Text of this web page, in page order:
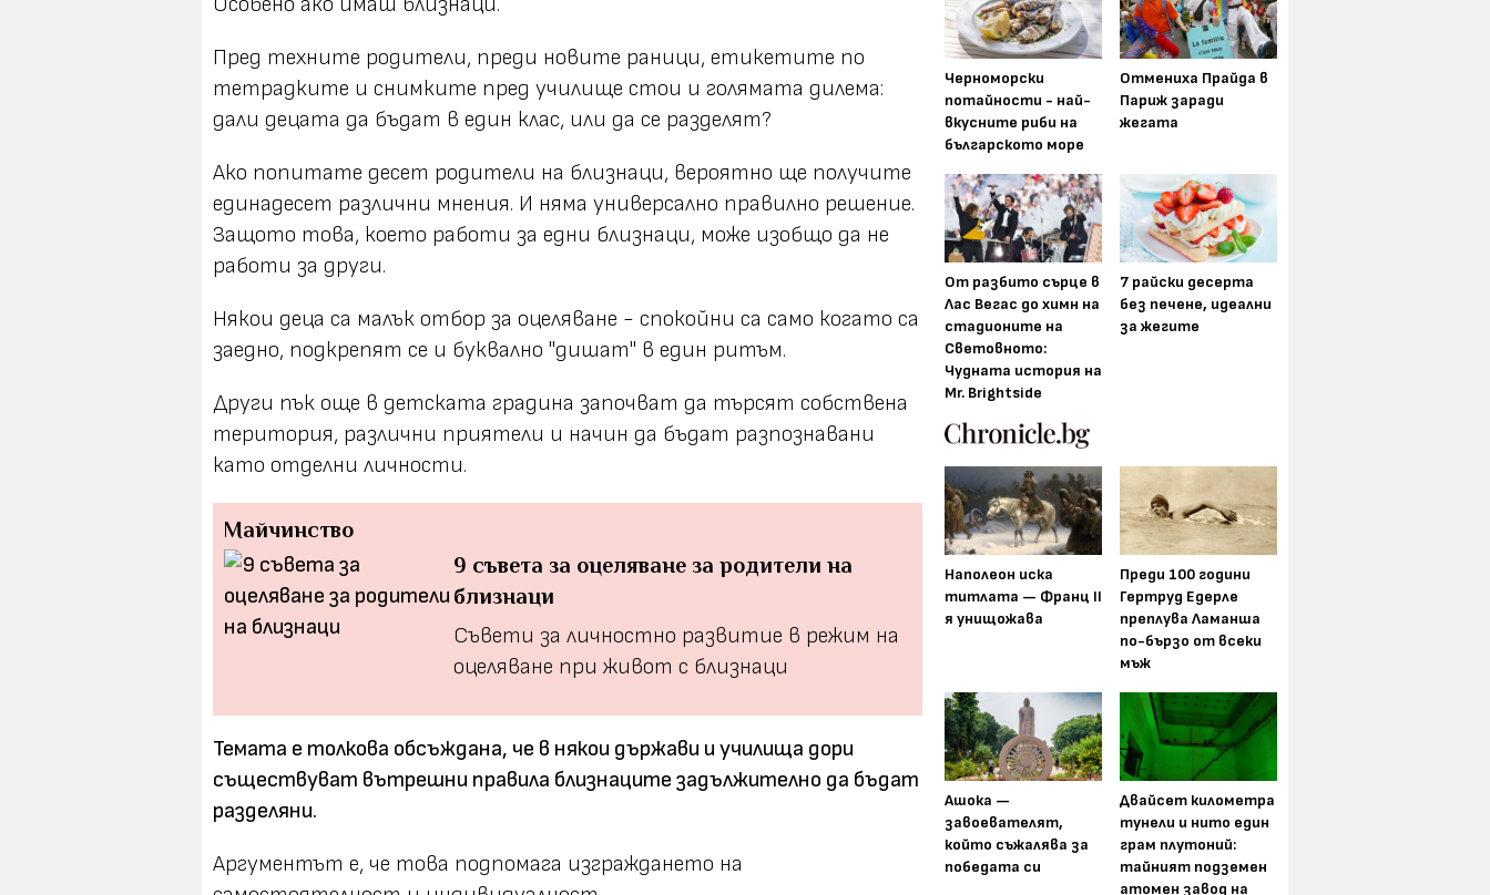
Пред техните родители, преди новите раници, етикетите по
тетрадките и снимките пред училище стои и голямата дилема:
дали децата да бъдат в един клас, или да се разделят?
Ако попитате десет родители на близнаци, вероятно ще получите
единадесет различни мнения. И няма универсално правилно решение.
Защото това, което работи за едни близнаци, може изобщо да не
работи за други.
Някои деца са малък отбор за оцеляване - спокойни са само когато са
заедно, подкрепят се и буквално "дишат" в един ритъм.
Други пък още в детската градина започват да търсят собствена
територия, различни приятели и начин да бъдат разпознавани
като отделни личности.
Майчинство
9 съвета за оцеляване за родители на
близнаци
Съвети за личностно развитие в режим на
оцеляване при живот с близнаци
Темата е толкова обсъждана, че в някои държави и училища дори
съществуват вътрешни правила близнаците задължително да бъдат
разделяни.
Аргументът е, че това подпомага изграждането на
Черноморски
потайности - най-
вкусните риби на
българското море
Отмениха Прайда в
Париж заради
жегата
От разбито сърце в
Лас Вегас до химн на
стадионите на
Световното:
Чудната история на
Mr. Brightside
7 райски десерта
без печене, идеални
за жегите
Наполеон иска
титлата — Франц II
я унищожава
Преди 100 години
Гертруд Едерле
преплува Ламанша
по-бързо от всеки
мъж
Ашока —
завоевателят,
който съжалява за
победата си
Двайсет километра
тунели и нито един
грам плутоний:
тайният подземен
атомен завод на